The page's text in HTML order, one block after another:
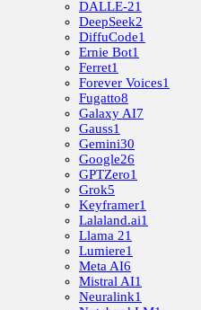
DALLE-21
DeepSeek2
DiffuCode1
Ernie Bot1
Ferret1
Forever Voices1
Fugatto8
Galaxy AI7
Gauss1
Gemini30
Google26
GPTZero1
Grok5
Keyframer1
Lalaland.ai1
Llama 21
Lumiere1
Meta AI6
Mistral AI1
Neuralink1